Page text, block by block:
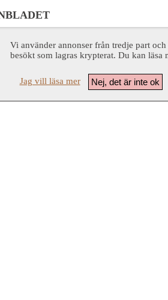
Vi använder annonser från tredje part
besökt som lagras krypterat. Du kan läsa
Nej, det är inte ok
Jag vill läsa mer